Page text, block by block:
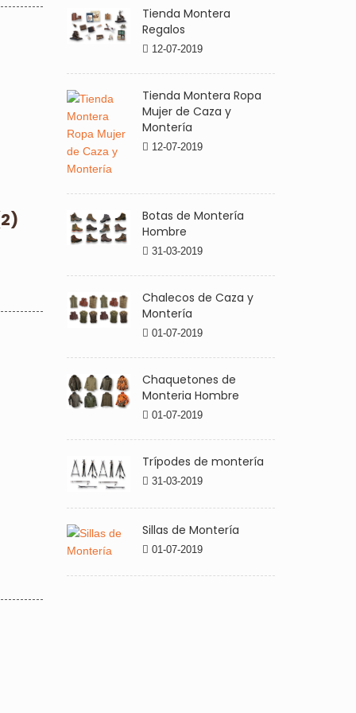
Tienda Montera
Regalos
12-07-2019
Tienda Montera Ropa
Mujer de Caza y
Montería
12-07-2019
Botas de Montería
Hombre
31-03-2019
Chalecos de Caza y
Montería
01-07-2019
Chaquetones de
Monteria Hombre
01-07-2019
Trípodes de montería
31-03-2019
Sillas de Montería
01-07-2019